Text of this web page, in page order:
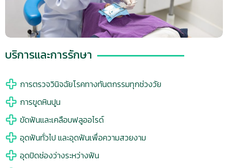
บริการและการรักษา
การตรวจวินิจฉัยโรคทางทันตกรรมทุกช่วงวัย
การขูดหินปูน
ขัดฟันและเคลือบฟลูออไรด์
อุดฟันทั่วไป และอุดฟันเพื่อความสวยงาม
อุดปิดช่องว่างระหว่างฟัน